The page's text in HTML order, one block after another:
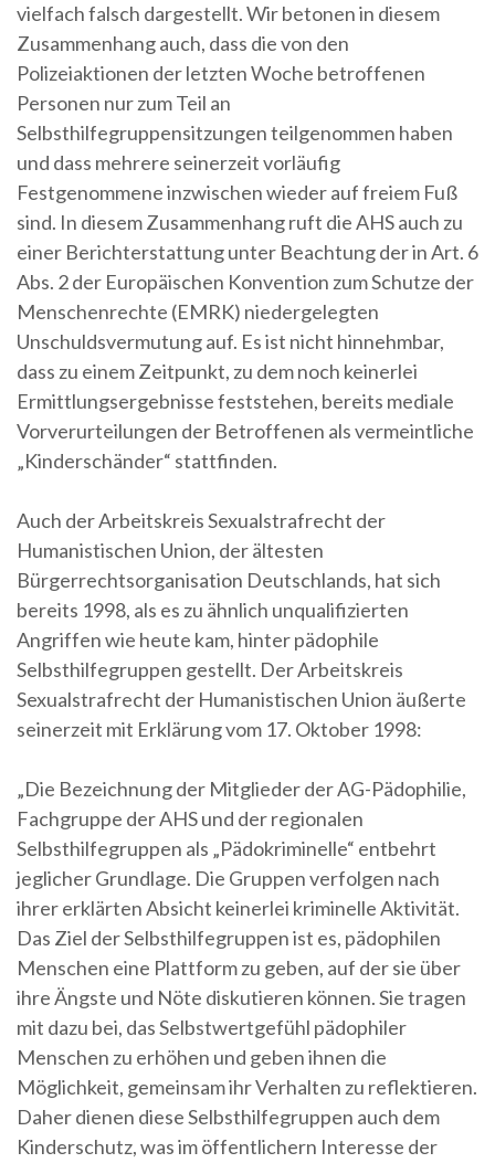
vielfach falsch dargestellt. Wir betonen in diesem
Zusammenhang auch, dass die von den
Polizeiaktionen der letzten Woche betroffenen
Personen nur zum Teil an
Selbsthilfegruppensitzungen teilgenommen haben
und dass mehrere seinerzeit vorläufig
Festgenommene inzwischen wieder auf freiem Fuß
sind. In diesem Zusammenhang ruft die AHS auch zu
einer Berichterstattung unter Beachtung der in Art. 6
Abs. 2 der Europäischen Konvention zum Schutze der
Menschenrechte (EMRK) niedergelegten
Unschuldsvermutung auf. Es ist nicht hinnehmbar,
dass zu einem Zeitpunkt, zu dem noch keinerlei
Ermittlungsergebnisse feststehen, bereits mediale
Vorverurteilungen der Betroffenen als vermeintliche
„Kinderschänder“ stattfinden.
Auch der Arbeitskreis Sexualstrafrecht der
Humanistischen Union, der ältesten
Bürgerrechtsorganisation Deutschlands, hat sich
bereits 1998, als es zu ähnlich unqualifizierten
Angriffen wie heute kam, hinter pädophile
Selbsthilfegruppen gestellt. Der Arbeitskreis
Sexualstrafrecht der Humanistischen Union äußerte
seinerzeit mit Erklärung vom 17. Oktober 1998:
„Die Bezeichnung der Mitglieder der AG-Pädophilie,
Fachgruppe der AHS und der regionalen
Selbsthilfegruppen als „Pädokriminelle“ entbehrt
jeglicher Grundlage. Die Gruppen verfolgen nach
ihrer erklärten Absicht keinerlei kriminelle Aktivität.
Das Ziel der Selbsthilfegruppen ist es, pädophilen
Menschen eine Plattform zu geben, auf der sie über
ihre Ängste und Nöte diskutieren können. Sie tragen
mit dazu bei, das Selbstwertgefühl pädophiler
Menschen zu erhöhen und geben ihnen die
Möglichkeit, gemeinsam ihr Verhalten zu reflektieren.
Daher dienen diese Selbsthilfegruppen auch dem
Kinderschutz, was im öffentlichern Interesse der